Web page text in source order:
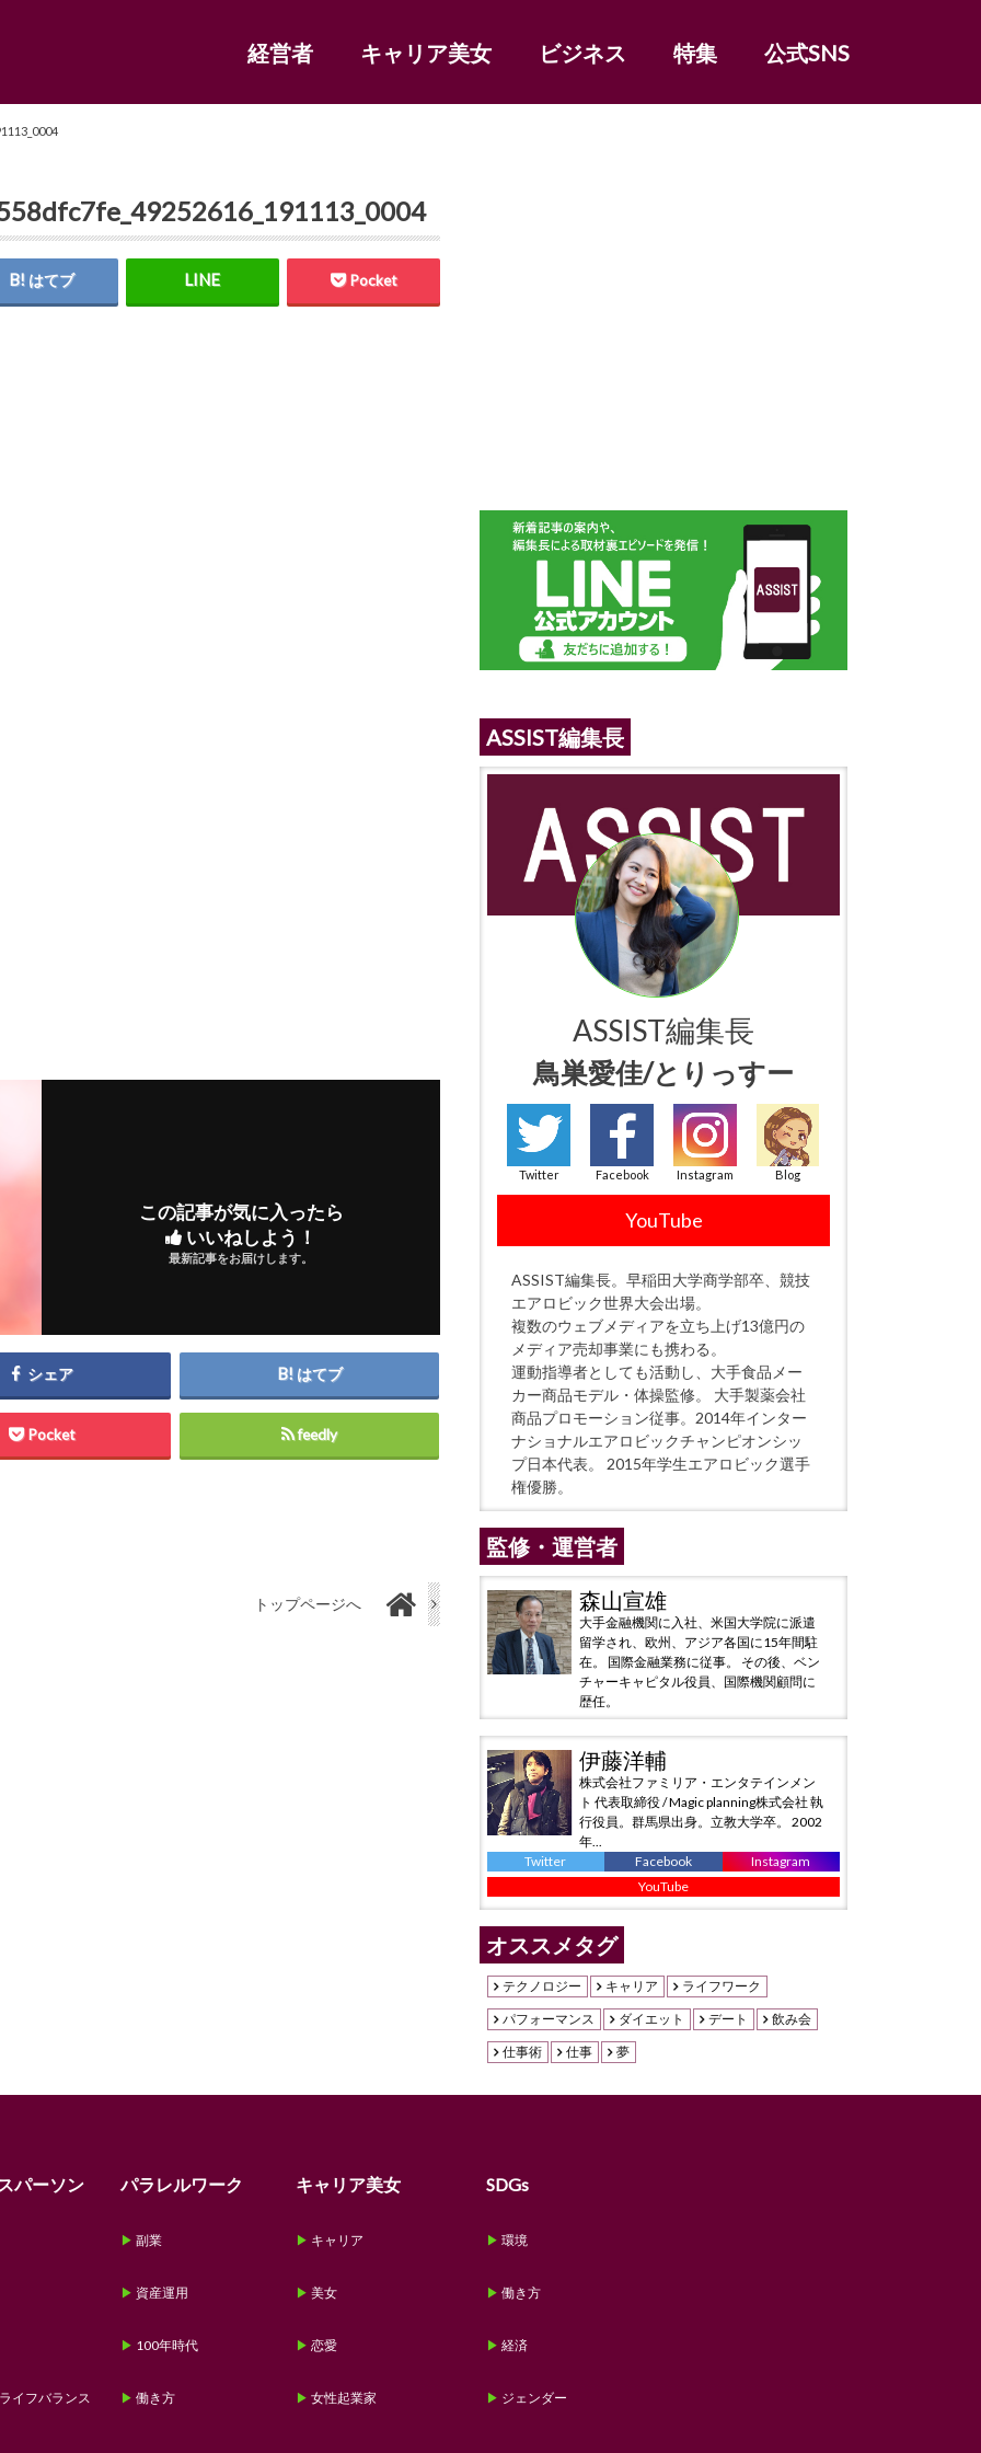
経営者 キャリア美女 ビジネス 特集 公式SNS
はてブ Pocket
この記事が気に入ったら
いいねしよう！
最新記事をお届けします。
シェア はてブ
Pocket feedly
トップページへ
ASSIST編集長
ASSIST編集長
鳥巣愛佳/とりっすー
Twitter Facebook Instagram Blog
YouTube
ASSIST編集長。早稲田大学商学部卒、競技
エアロビック世界大会出場。
複数のウェブメディアを立ち上げ13億円の
メディア売却事業にも携わる。
運動指導者としても活動し、大手食品メー
カー商品モデル・体操監修。 大手製薬会社
商品プロモーション従事。2014年インター
ナショナルエアロビックチャンピオンシッ
プ日本代表。 2015年学生エアロビック選手
権優勝。
監修・運営者
森山宣雄
大手金融機関に入社、米国大学院に派遣
留学され、欧州、アジア各国に15年間駐
在。 国際金融業務に従事。 その後、ベン
チャーキャピタル役員、国際機関顧問に
歴任。
伊藤洋輔
株式会社ファミリア・エンタテインメン
ト 代表取締役 / Magic planning株式会社 執
行役員。群馬県出身。立教大学卒。 2002
年...
Twitter
Facebook
Instagram
YouTube
オススメタグ
テクノロジー キャリア ライフワーク
パフォーマンス ダイエット デート 飲み会
仕事術 仕事 夢
パーソン
イフバランス
パラレルワーク
副業
資産運用
100年時代
働き方
キャリア美女
キャリア
美女
恋愛
女性起業家
SDGs
環境
働き方
経済
ジェンダー